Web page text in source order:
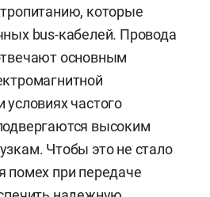
которые
bus-кабелей. Провода
основным
частого
высоким
Чтобы это не стало
помех при передаче